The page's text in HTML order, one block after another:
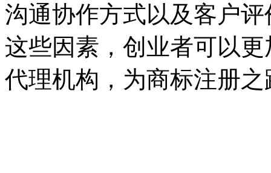
沟通协作方式以及客户
这些因素，创业者可以
代理机构，为商标注册